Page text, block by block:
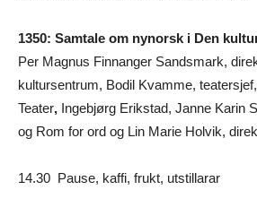
1350: Samtale om nynorsk i Den
Per Magnus Finnanger Sandsmark,
kultursentrum, Bodil Kvamme,
Teater, Ingebjørg Erikstad, Janne Karin
og Rom for ord og Lin Marie Holvik,
14.30 Pause, kaffi, frukt, utstillarar